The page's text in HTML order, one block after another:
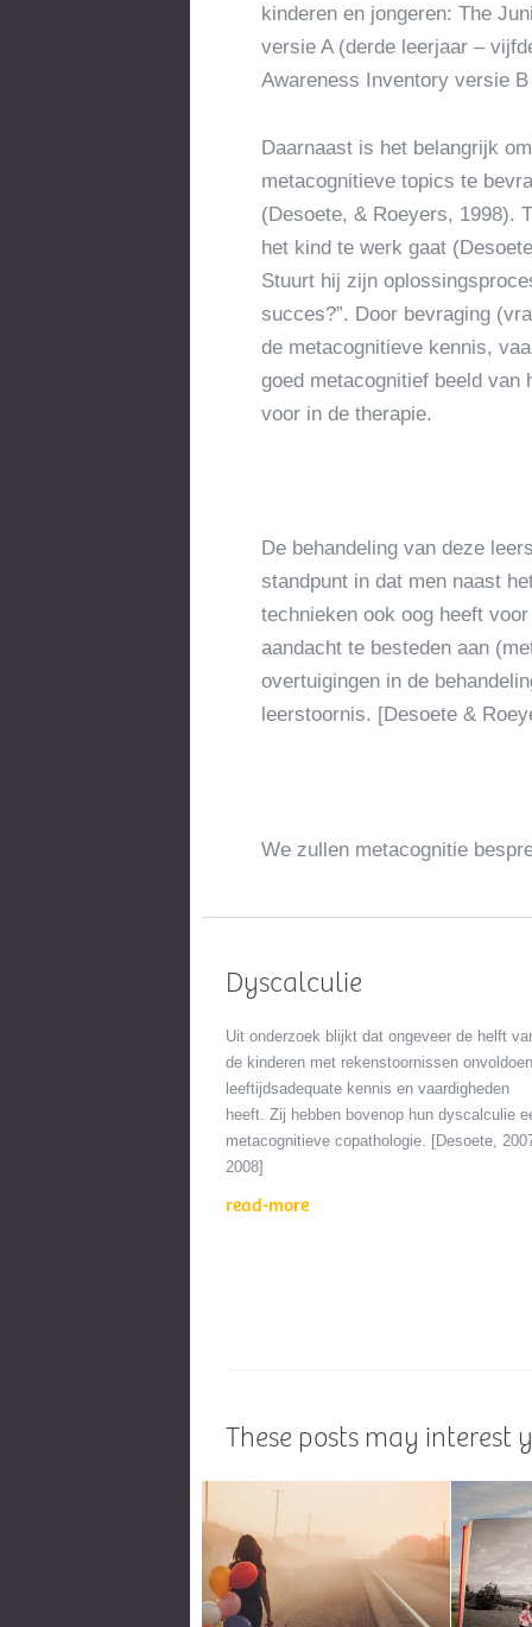
kinderen en jongeren: The
versie A (derde leerjaar –
Awareness Inventory versie
Daarnaast is het belangrijk
metacognitieve topics te
(Desoete, & Roeyers, 1998).
het kind te werk gaat
Stuurt hij zijn
succes?”. Door bevraging
de metacognitieve kennis,
goed metacognitief beeld van
voor in de therapie.
De behandeling van deze
standpunt in dat men naast
technieken ook oog heeft
aandacht te besteden aan
overtuigingen in de
leerstoornis. [Desoete &
We zullen metacognitie
Dyscalculie
Uit onderzoek blijkt dat ongeveer de helft
de kinderen met rekenstoornissen
leeftijdsadequate kennis en vaardigheden
heeft. Zij hebben bovenop hun dyscalculie
metacognitieve copathologie. [Desoete,
2008]
read-more
These posts may interest